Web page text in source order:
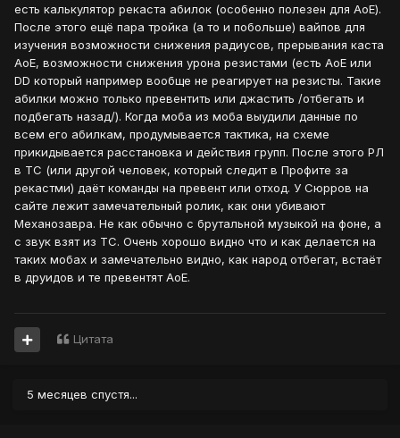
есть калькулятор рекаста абилок (особенно полезен для АоЕ).
После этого ещё пара тройка (а то и побольше) вайпов для
изучения возможности снижения радиусов, прерывания каста
АоЕ, возможности снижения урона резистами (есть АоЕ или
DD который например вообще не реагирует на резисты. Такие
абилки можно только превентить или джастить /отбегать и
подбегать назад/). Когда моба из моба выудили данные по
всем его абилкам, продумывается тактика, на схеме
прикидывается расстановка и действия групп. После этого РЛ
в ТС (или другой человек, который следит в Профите за
рекастми) даёт команды на превент или отход. У Сюрров на
сайте лежит замечательный ролик, как они убивают
Механозавра. Не как обычно с брутальной музыкой на фоне, а
с звук взят из ТС. Очень хорошо видно что и как делается на
таких мобах и замечательно видно, как народ отбегат, встаёт
в друидов и те превентят АоЕ.
Цитата
5 месяцев спустя...